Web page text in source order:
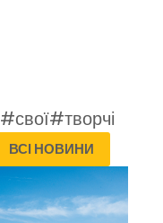
#свої#творчі
ВСІ НОВИНИ